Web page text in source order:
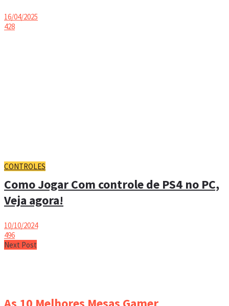
16/04/2025
428
CONTROLES
Como Jogar Com controle de PS4 no PC,
Veja agora!
10/10/2024
496
Next Post